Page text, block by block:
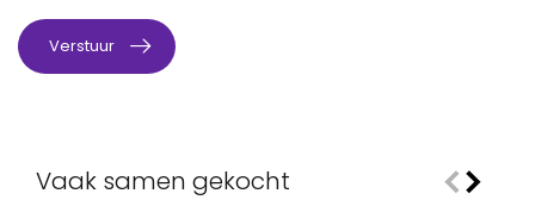
Verstuur
Vaak samen gekocht